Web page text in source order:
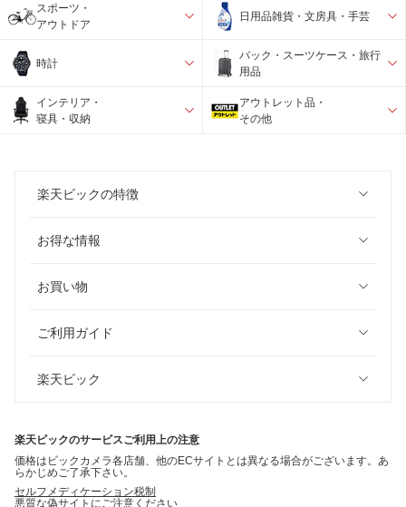
スポーツ・
アウトドア
日用品雑貨・文房具・手芸
時計
バック・スーツケース・旅行
用品
インテリア・
寝具・収納
アウトレット品・
その他
楽天ビックの特徴
お得な情報
お買い物
ご利用ガイド
楽天ビック
楽天ビックのサービスご利用上の注意
価格はビックカメラ各店舗、他のECサイトとは異なる場合がございます。あ
らかじめご了承下さい。
セルフメディケーション税制
悪質な偽サイトにご注意ください